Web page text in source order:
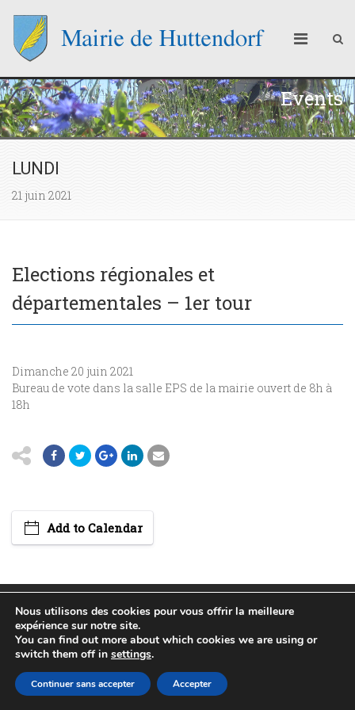
Events
LUNDI
21 juin 2021
Elections régionales et
départementales – 1er tour
Dimanche 20 juin 2021
Bureau de vote dans la salle EPS de la mairie ouvert de 8h à
18h
Add to Calendar
(c) 2015 Mairie de Huttendorf
POLITIQUE DE CONFIDENTIALITÉ
PLAN DU SITE
MENTIONS LÉGALES
Nous utilisons des cookies pour vous offrir la meilleure
expérience sur notre site.
You can find out more about which cookies we are using or
switch them off in settings.
Accepter
Continuer sans accepter